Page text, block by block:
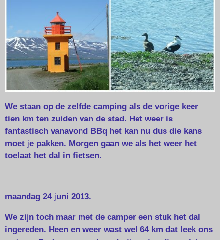
We staan op de zelfde camping als de vorige keer
tien km ten zuiden van de stad. Het weer is
fantastisch vanavond BBq het kan nu dus die kans
moet je pakken. Morgen gaan we als het weer het
toelaat het dal in fietsen.
maandag 24 juni 2013.
We zijn toch maar met de camper een stuk het dal
ingereden. Heen en weer wast wel 64 km dat leek ons